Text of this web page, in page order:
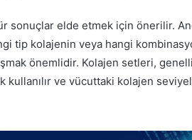
sonuçlar elde etmek için önerilir.
tip kolajenin veya hangi
önemlidir. Kolajen setleri,
kullanılır ve vücuttaki kolajen